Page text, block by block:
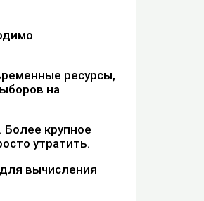
ресурсы,
на
Более крупное
утратить.
вычисления